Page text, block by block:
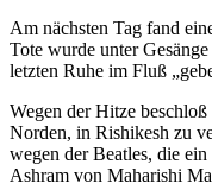
Am nächsten Tag fand
Tote wurde unter
letzten Ruhe im Fluß
Wegen der Hitze
Norden, in Rishikesh zu
wegen der Beatles, die
Ashram von Maharishi